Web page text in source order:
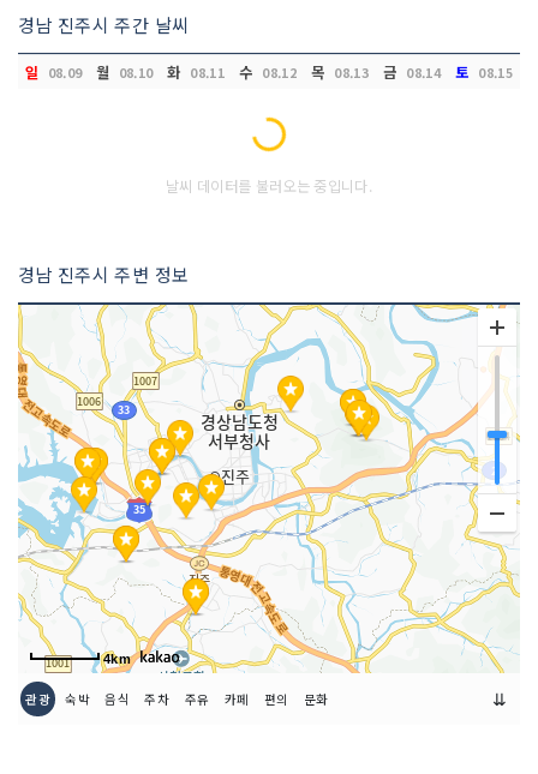
경남 진주시 주간 날씨
일 08.09 월 08.10 화 08.11 수 08.12 목 08.13 금 08.14 토 08.15
Loading...
날씨 데이터를 불러오는 중입니다.
경남 진주시 주변 정보
4km
관광 숙박 음식 주차 주유 카페 편의 문화 ⇊